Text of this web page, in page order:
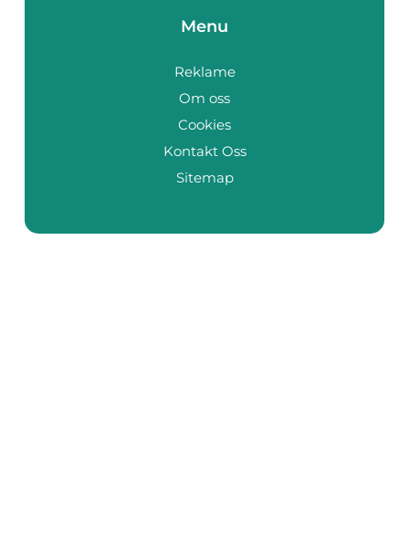
Menu
Reklame
Om oss
Cookies
Kontakt Oss
Sitemap